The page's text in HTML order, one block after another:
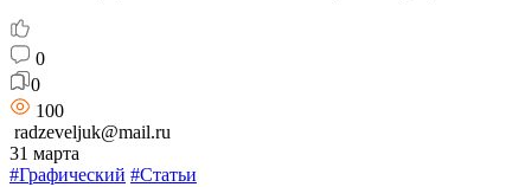
0
0
100
radzeveljuk@mail.ru
31 марта
#Графический #Статьи